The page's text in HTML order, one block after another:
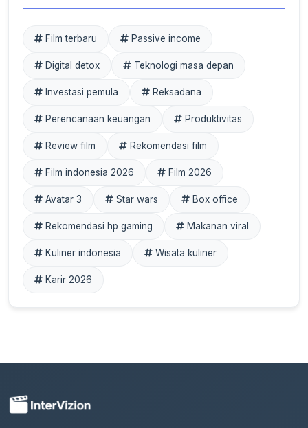
Film terbaru Passive income
Digital detox Teknologi masa depan
Investasi pemula Reksadana
Perencanaan keuangan Produktivitas
Review film Rekomendasi film
Film indonesia 2026 Film 2026
Avatar 3 Star wars Box office
Rekomendasi hp gaming Makanan viral
Kuliner indonesia Wisata kuliner
Karir 2026